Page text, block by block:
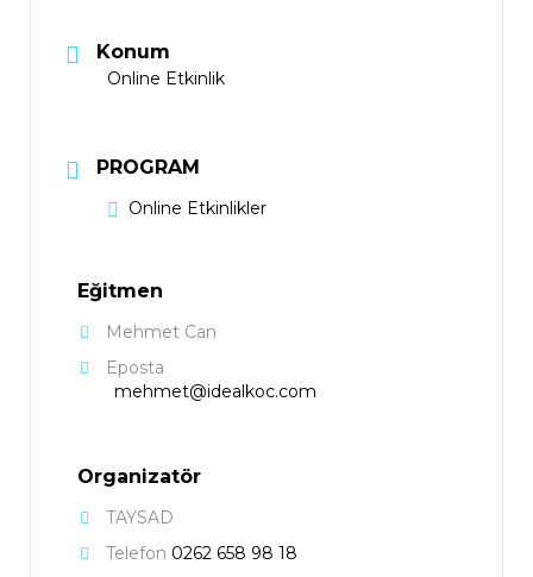
Konum
Online Etkinlik
PROGRAM
Online Etkinlikler
Eğitmen
Mehmet Can
Eposta
mehmet@idealkoc.com
Organizatör
TAYSAD
Telefon 0262 658 98 18